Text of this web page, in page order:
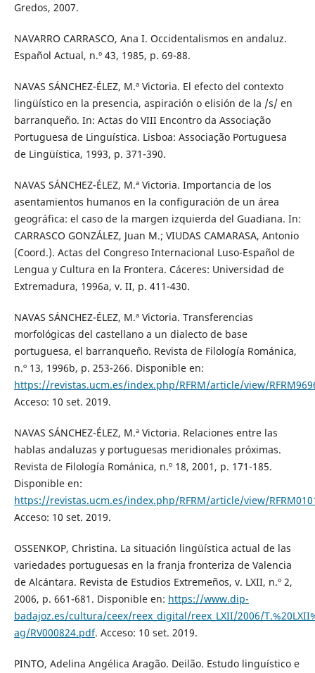
Gredos, 2007.
NAVARRO CARRASCO, Ana I. Occidentalismos en andaluz.
Español Actual, n.º 43, 1985, p. 69-88.
NAVAS SÁNCHEZ-ÉLEZ, M.ª Victoria. El efecto del contexto
lingüístico en la presencia, aspiración o elisión de la /s/ en
barranqueño. In: Actas do VIII Encontro da Associação
Portuguesa de Linguística. Lisboa: Associação Portuguesa
de Lingüística, 1993, p. 371-390.
NAVAS SÁNCHEZ-ÉLEZ, M.ª Victoria. Importancia de los
asentamientos humanos en la configuración de un área
geográfica: el caso de la margen izquierda del Guadiana. In:
CARRASCO GONZÁLEZ, Juan M.; VIUDAS CAMARASA, Antonio
(Coord.). Actas del Congreso Internacional Luso-Español de
Lengua y Cultura en la Frontera. Cáceres: Universidad de
Extremadura, 1996a, v. II, p. 411-430.
NAVAS SÁNCHEZ-ÉLEZ, M.ª Victoria. Transferencias
morfológicas del castellano a un dialecto de base
portuguesa, el barranqueño. Revista de Filología Románica,
n.º 13, 1996b, p. 253-266. Disponible en:
https://revistas.ucm.es/index.php/RFRM/article/view/
Acceso: 10 set. 2019.
NAVAS SÁNCHEZ-ÉLEZ, M.ª Victoria. Relaciones entre las
hablas andaluzas y portuguesas meridionales próximas.
Revista de Filología Románica, n.º 18, 2001, p. 171-185.
Disponible en:
https://revistas.ucm.es/index.php/RFRM/article/view/
Acceso: 10 set. 2019.
OSSENKOP, Christina. La situación lingüística actual de las
variedades portuguesas en la franja fronteriza de Valencia
de Alcántara. Revista de Estudios Extremeños, v. LXII, n.º 2,
2006, p. 661-681. Disponible en: https://www.dip-
badajoz.es/cultura/ceex/reex_digital/reex_LXII/2006/
ag/RV000824.pdf. Acceso: 10 set. 2019.
PINTO, Adelina Angélica Aragão. Deilão. Estudo linguístico e